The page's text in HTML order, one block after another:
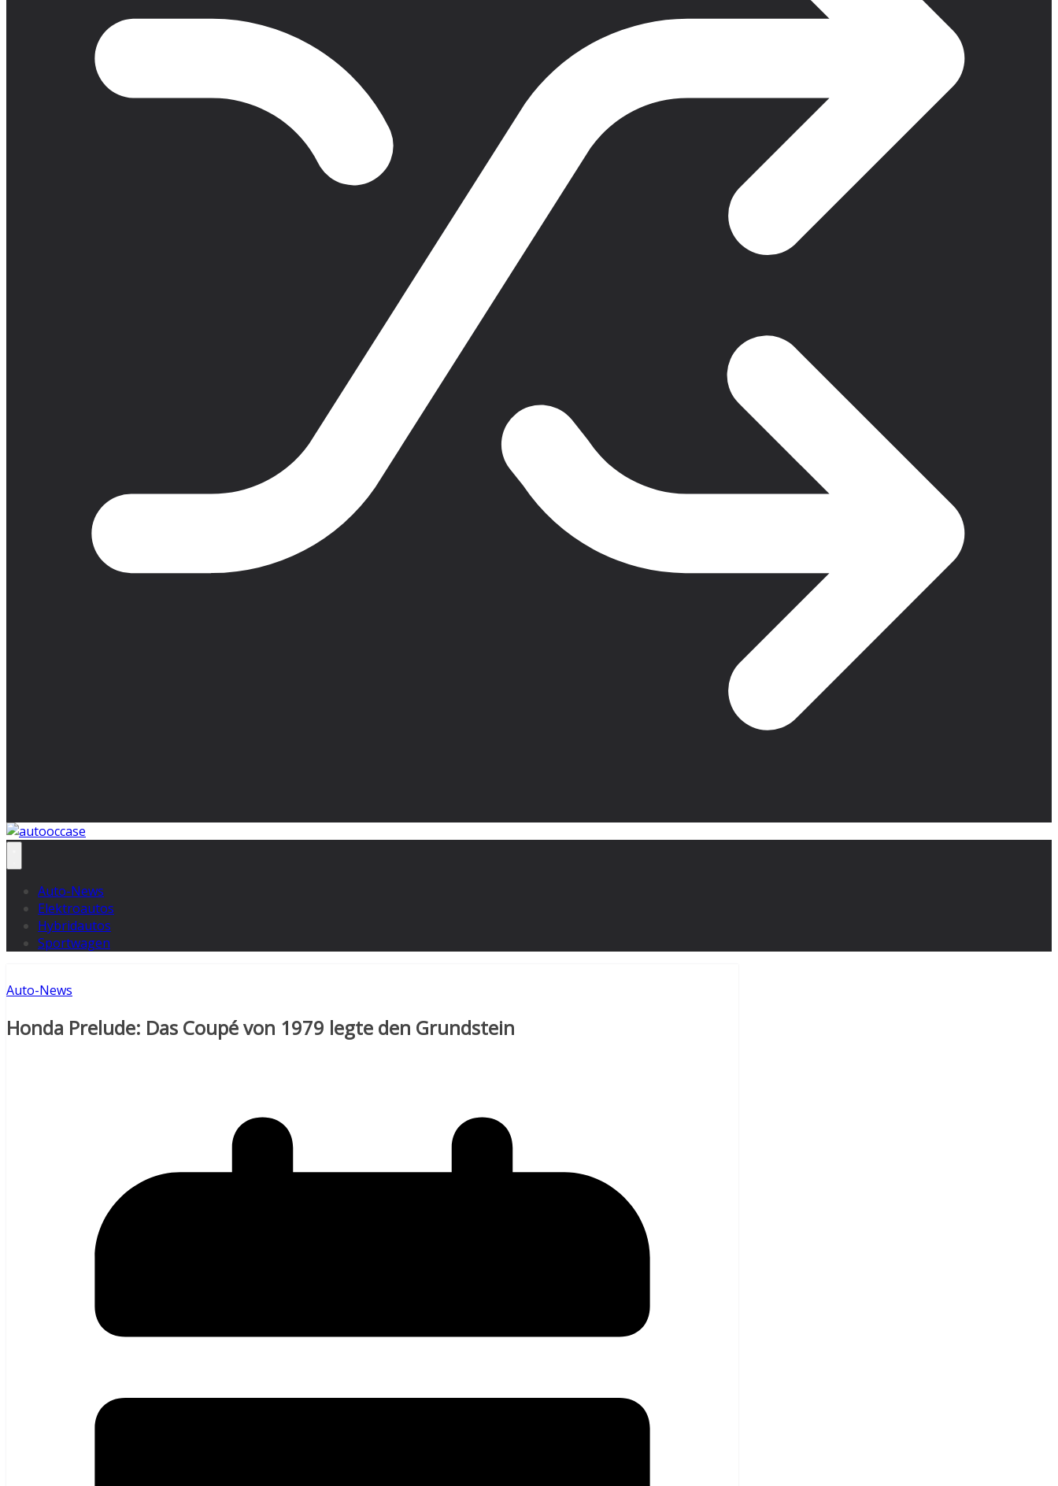
Auto-News
Elektroautos
Hybridautos
Sportwagen
Auto-News
Honda Prelude: Das Coupé von 1979 legte den Grundstein